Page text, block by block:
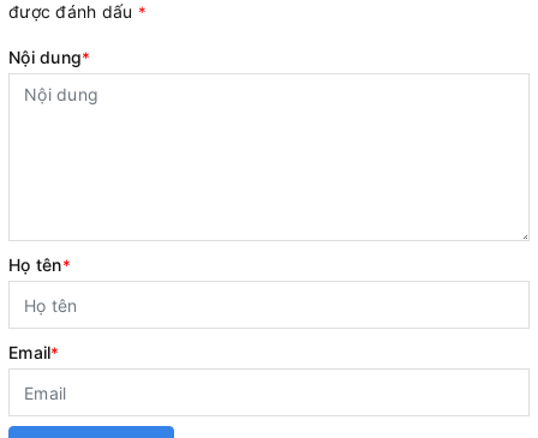
được đánh dấu *
Nội dung*
Họ tên*
Email*